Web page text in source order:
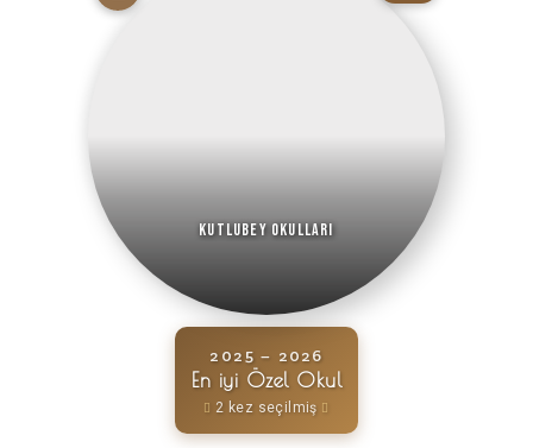
Kutlubey Okulları
2025 – 2026
En iyi Özel Okul
2 kez seçilmiş